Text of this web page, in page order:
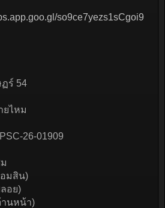
so9ce7yezs1sCgoi9
ร์ 54
ยไหม
26-01909
อมสิน)
อย)
านหน้า)